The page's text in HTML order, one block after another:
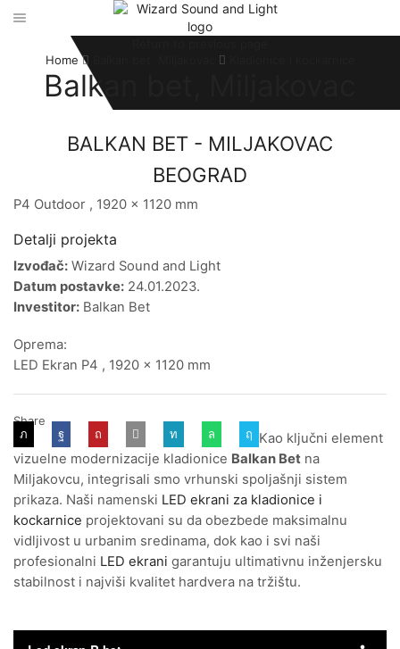
Home
Balkan bet, Miljakovac
BALKAN BET - MILJAKOVAC
BEOGRAD
P4 Outdoor , 1920 x 1120 mm
Detalji projekta
Izvođač: Wizard Sound and Light
Datum postavke: 24.01.2023.
Investitor: Balkan Bet
Oprema:
LED Ekran P4 , 1920 x 1120 mm
Share
Kao ključni element
vizuelne modernizacije kladionice Balkan Bet na
Miljakovcu, integrisali smo vrhunski spoljašnji sistem
prikaza. Naši namenski LED ekrani za kladionice i
kockarnice projektovani su da obezbede maksimalnu
vidljivost u urbanim sredinama, dok kao i svi naši
profesionalni LED ekrani garantuju ultimativnu inženjersku
stabilnost i najviši kvalitet hardvera na tržištu.